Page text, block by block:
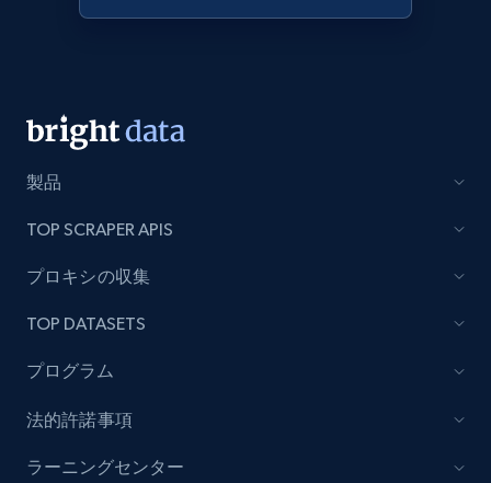
URL, Title, Rating, Reviews, Initial price, Final
category URL or brand URL
URL, Title, Rating, Reviews, Initial price, Final
Lazada - Products - Discover products by
製品
TOP SCRAPER APIS
プロキシの収集
TOP DATASETS
プログラム
法的許諾事項
ラーニングセンター